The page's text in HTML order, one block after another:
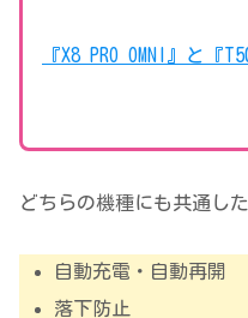
『X8 PRO OMNI』と『
どちらの機種にも共通し
自動充電・自動再開
落下防止